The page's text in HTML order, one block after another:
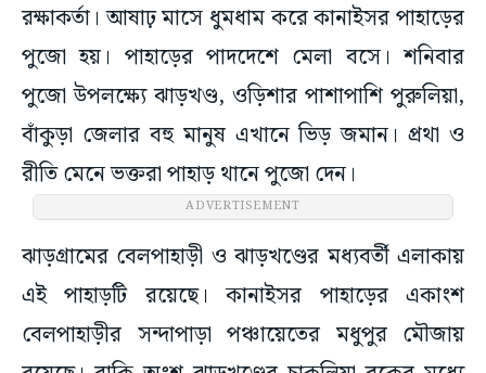
রক্ষাকর্তা। আষাঢ় মাসে ধুমধাম করে কানাইসর পাহাড়ের
পুজো হয়। পাহাড়ের পাদদেশে মেলা বসে‌। শনিবার
পুজো উপলক্ষ্যে ঝাড়খণ্ড, ওড়িশার পাশাপাশি পুরুলিয়া,
বাঁকুড়া জেলার বহু মানুষ এখানে ভিড় জমান। প্রথা ও
রীতি মেনে ভক্তরা পাহাড় থানে পুজো দেন।
ADVERTISEMENT
ঝাড়গ্রামের বেলপাহাড়ী ও ঝাড়খণ্ডের মধ্যবর্তী এলাকায়
এই পাহাড়টি রয়েছে। কানাইসর পাহাড়ের একাংশ
বেলপাহাড়ীর সন্দাপাড়া পঞ্চায়েতের মধুপুর মৌজায়